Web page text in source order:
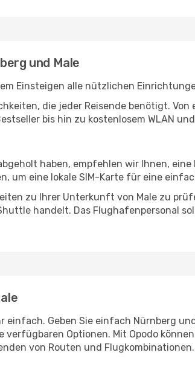
und Male
Einsteigen alle nützlichen
die jeder Reisende benötigt.
bis hin zu kostenlosem WLAN
haben, empfehlen wir Ihnen,
um eine lokale SIM-Karte für eine
zu Ihrer Unterkunft von Male zu
handelt. Das Flughafenpersonal
einfach. Geben Sie einfach Nürnberg
Optionen. Mit Opodo
von Routen und Flugkombinationen.